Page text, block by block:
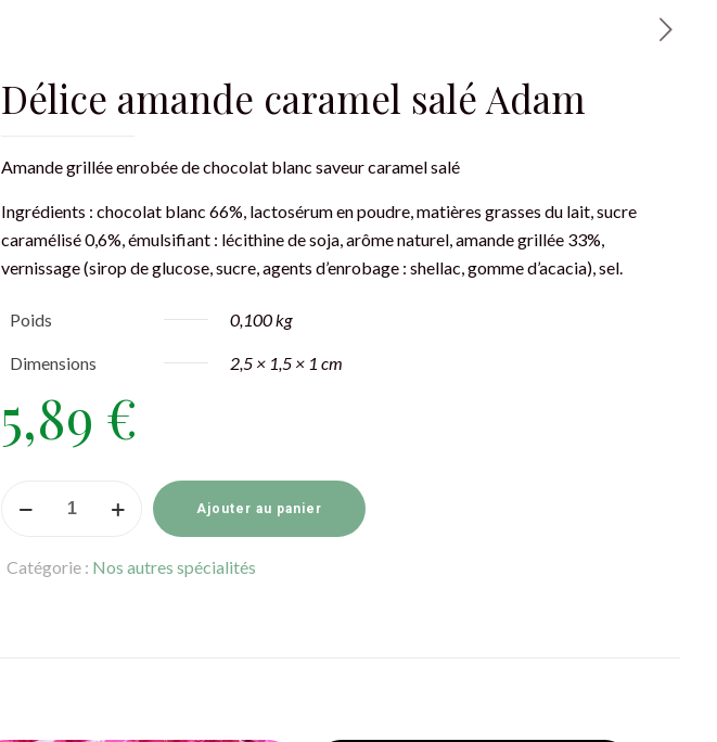
Délice amande caramel salé Adam
Amande grillée enrobée de chocolat blanc saveur caramel salé
Ingrédients : chocolat blanc 66%, lactosérum en poudre, matières grasses du lait, sucre
caramélisé 0,6%, émulsifiant : lécithine de soja, arôme naturel, amande grillée 33%,
vernissage (sirop de glucose, sucre, agents d’enrobage : shellac, gomme d’acacia), sel.
Poids 0,100 kg
Dimensions 2,5 × 1,5 × 1 cm
5,89 €
amande
Ajouter au panier
Catégorie : Nos autres spécialités